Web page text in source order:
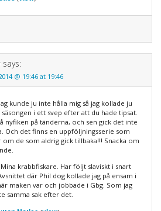
says:
@ 19:46 at 19:46
kunde ju inte hålla mig så jag kollade ju
säsongen i ett svep efter att du hade tipsat.
nyfiken på tänderna, och sen gick det inte
Och det finns en uppföljningsserie som
om de som aldrig gick tillbaka!!! Snacka om
Mina krabbfiskare. Har följt slaviskt i snart
där Phil dog kollade jag på ensam i
maken var och jobbade i Gbg. Som jag
samma sak efter det.